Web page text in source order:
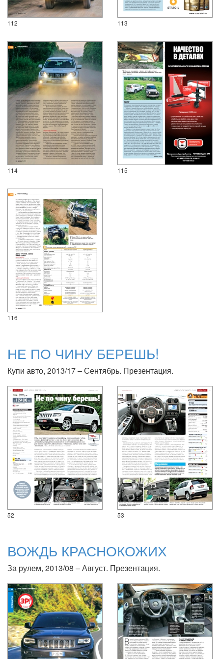
112 113
114 115
116
НЕ ПО ЧИНУ БЕРЕШЬ!
Купи авто, 2013/17 – Сентябрь. Презентация.
52 53
ВОЖДЬ КРАСНОКОЖИХ
За рулем, 2013/08 – Август. Презентация.